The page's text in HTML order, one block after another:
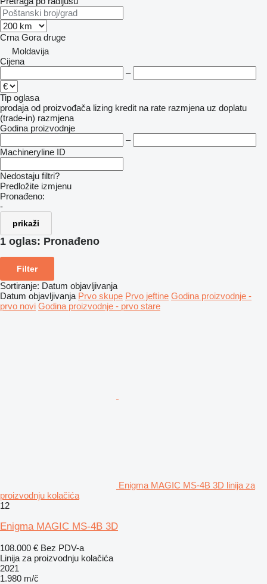
Crna Gora druge
Moldavija
Cijena
–
Tip oglasa
prodaja od proizvođača lizing kredit na rate razmjena uz doplatu
(trade-in) razmjena
Godina proizvodnje
–
Machineryline ID
Nedostaju filtri?
Predložite izmjenu
Pronađeno:
-
prikaži
1 oglas: Pronađeno
Filter
Sortiranje: Datum objavljivanja
Datum objavljivanja Prvo skupe Prvo jeftine Godina proizvodnje -
prvo novi Godina proizvodnje - prvo stare
Enigma MAGIC MS-4B 3D linija za
proizvodnju kolačića
12
Enigma MAGIC MS-4B 3D
108.000 € Bez PDV-a
Linija za proizvodnju kolačića
2021
1.980 m/č